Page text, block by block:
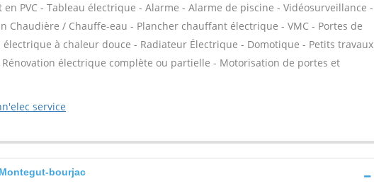
PVC - Tableau électrique - Alarme - Alarme de piscine - Vidéosurveillance -
Chaudière / Chauffe-eau - Plancher chauffant électrique - VMC - Portes de
électrique à chaleur douce - Radiateur Électrique - Domotique - Petits travaux
électrique complète ou partielle - Motorisation de portes et
service
bourjac